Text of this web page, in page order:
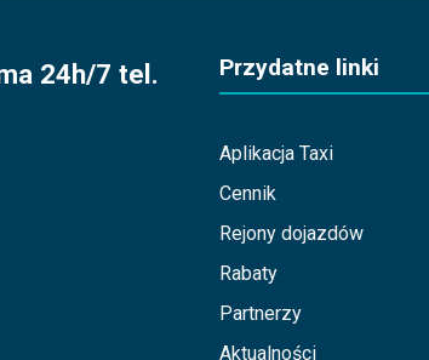
24h/7 tel.
Przydatne linki
Aplikacja Taxi
Cennik
Rejony dojazdów
Rabaty
Partnerzy
Aktualności